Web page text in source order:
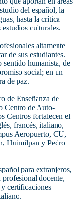
del español, la
hasta la crítica
culturales.
altamente
de sus estudiantes.
sentido humanista, de
social; en un
de paz.
de Enseñanza de
Centro de Auto-
Centros fortalecen el
francés, italiano,
Aeropuerto, CU,
Huimilpan y Pedro
para extranjeros,
docente,
certificaciones